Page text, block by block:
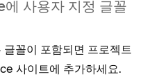
사용자 지정 글꼴
꼴이 포함되면 프로젝트
사이트에 추가하세요.